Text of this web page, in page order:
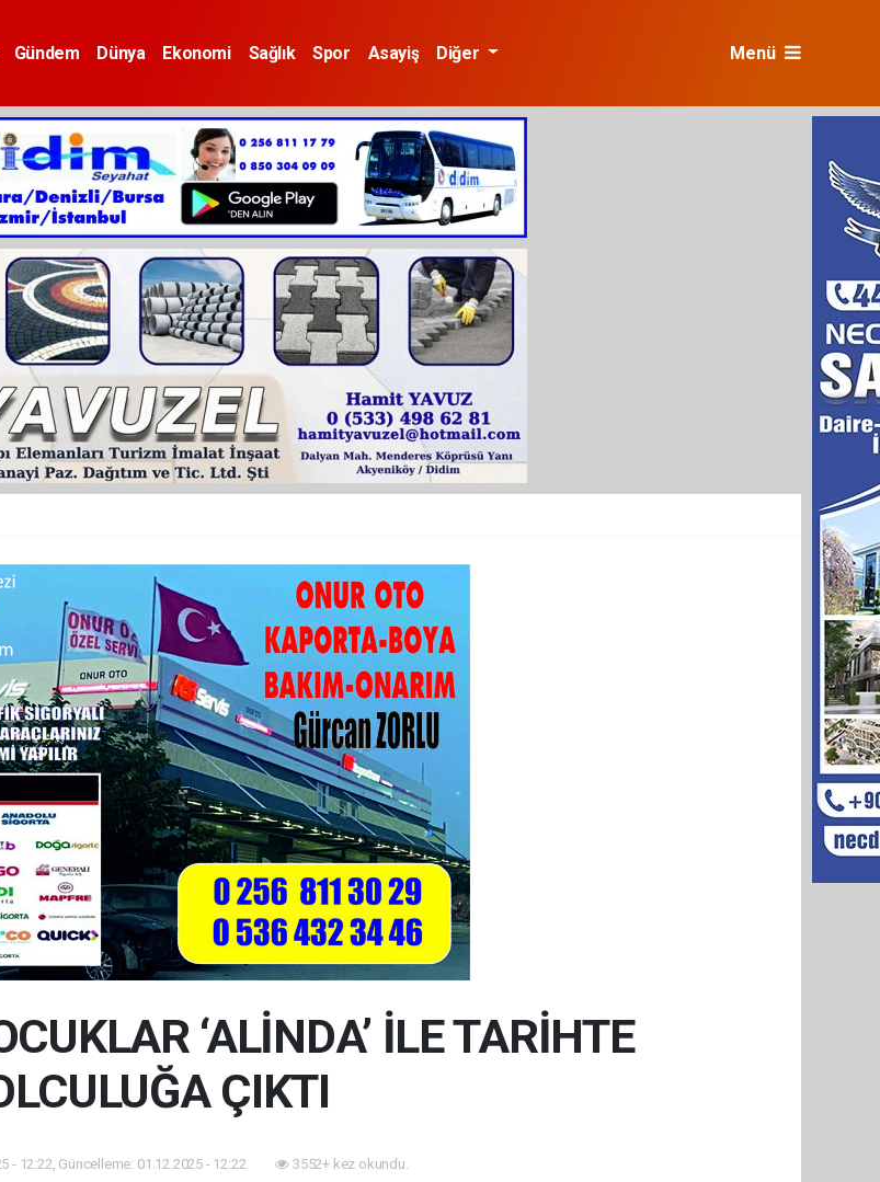
Gündem Dünya Ekonomi Sağlık Spor Asayiş Diğer Menü
‘ALİNDA’ İLE TARİHTE
ÇIKTI
- 12:22, Güncelleme: 01.12.2025 - 12:22 3552+ kez okundu.